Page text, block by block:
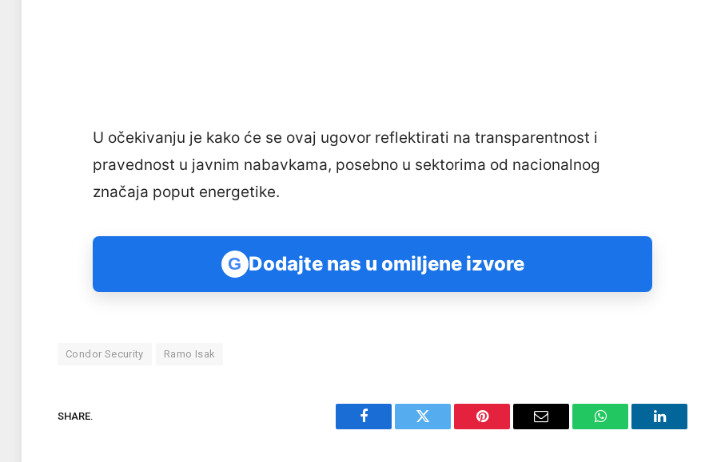
U očekivanju je kako će se ovaj ugovor reflektirati na transparentnost i
pravednost u javnim nabavkama, posebno u sektorima od nacionalnog
značaja poput energetike.
G Dodajte nas u omiljene izvore
Condor Security Ramo Isak
SHARE.
Facebook Twitter Pinterest Email WhatsAppLinkedIn